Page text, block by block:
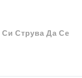
Струва Да Се